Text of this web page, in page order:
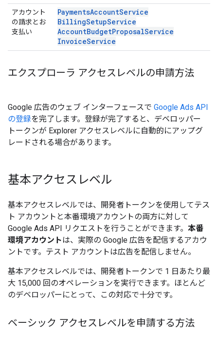
アカウント
の請求とお
支払い
PaymentsAccountService
BillingSetupService
AccountBudgetProposalService
InvoiceService
エクスプローラ アクセスレベルの申請方法
Google 広告のウェブ インターフェースで Google Ads API
の登録を完了します。登録が完了すると、デベロッパー
トークンが Explorer アクセスレベルに自動的にアップグ
レードされる場合があります。
基本アクセスレベル
基本アクセスレベルでは、開発者トークンを使用してテス
ト アカウントと本番環境アカウントの両方に対して
Google Ads API リクエストを行うことができます。 本番
環境アカウントは、実際の Google 広告を配信するアカウ
ントです。テスト アカウントは広告を配信しません。
基本アクセスレベルでは、開発者トークンで 1 日あたり最
大 15,000 回のオペレーションを実行できます。ほとんど
のデベロッパーにとって、この対応で十分です。
ベーシック アクセスレベルを申請する方法